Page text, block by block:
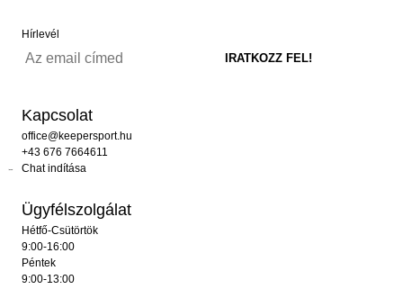
Hírlevél
Kapcsolat
office@keepersport.hu
+43 676 7664611
Chat indítása
Ügyfélszolgálat
Hétfő-Csütörtök
9:00-16:00
Péntek
9:00-13:00